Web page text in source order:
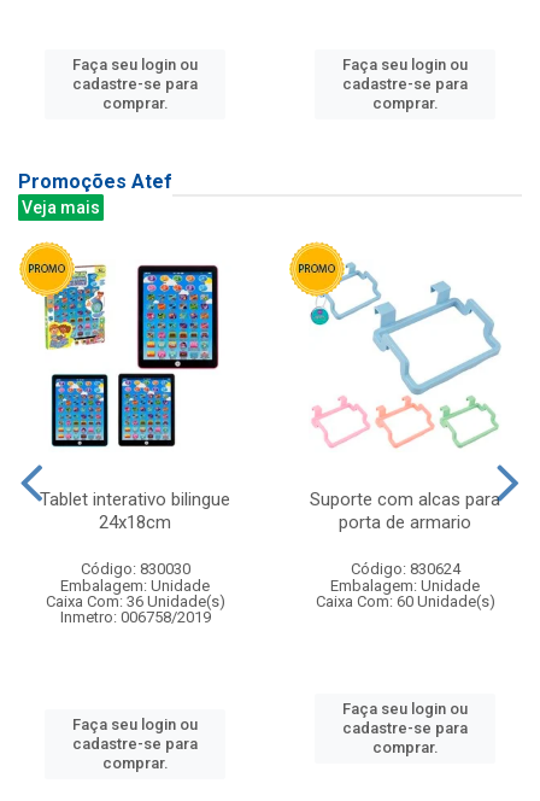
Faça seu login ou
cadastre-se para
comprar.
Faça seu login ou
cadastre-se para
comprar.
Promoções Atef
Veja mais
Tablet interativo bilingue
24x18cm
Código: 830030
Embalagem: Unidade
Caixa Com: 36 Unidade(s)
Inmetro: 006758/2019
Faça seu login ou
cadastre-se para
comprar.
Suporte com alcas para
porta de armario
Código: 830624
Embalagem: Unidade
Caixa Com: 60 Unidade(s)
Faça seu login ou
cadastre-se para
comprar.